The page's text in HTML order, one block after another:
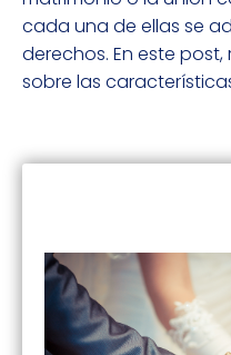
cada una de ellas se
derechos. En este
sobre las